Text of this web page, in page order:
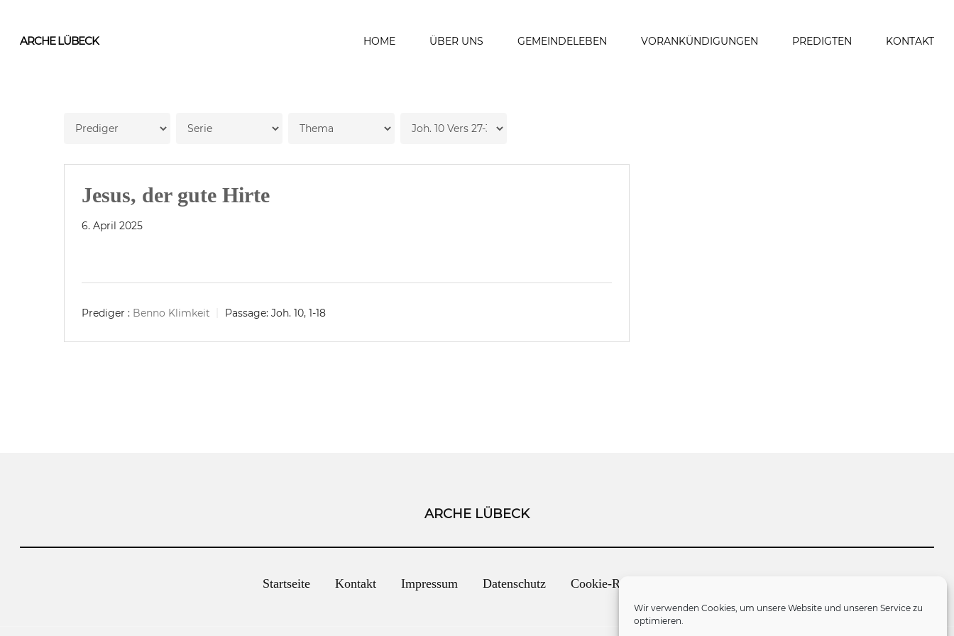
Wir verwenden Cookies, um unsere Website und unseren Service zu
optimieren.
ARCHE LÜBECK HOME ÜBER UNS GEMEINDELEBEN VORANKÜNDIGUNGEN PREDIGTEN KONTAKT
Jesus, der gute Hirte
6. April 2025
Prediger : Benno Klimkeit Passage: Joh. 10, 1-18
ARCHE LÜBECK
Startseite Kontakt Impressum Datenschutz Cookie-Richtlinie (EU)